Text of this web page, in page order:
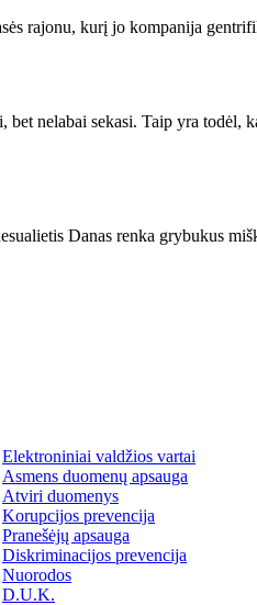
rajonu, kurį jo kompanija
nelabai sekasi. Taip yra
Danas renka grybukus
Elektroniniai valdžios vartai
Asmens duomenų apsauga
Atviri duomenys
Korupcijos prevencija
Pranešėjų apsauga
Diskriminacijos prevencija
Nuorodos
D.U.K.